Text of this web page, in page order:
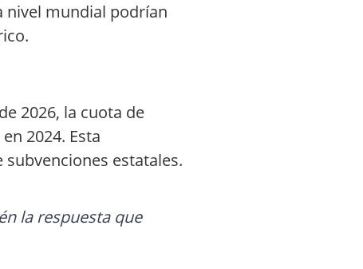
nivel mundial podrían
2026, la cuota de
2024. Esta
estatales.
la respuesta que